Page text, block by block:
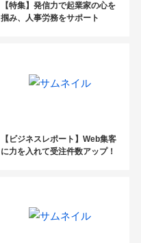
【特集】発信力で起業家の心を
掴み、人事労務をサポート
【ビジネスレポート】Web集客
に力を入れて受注件数アップ！